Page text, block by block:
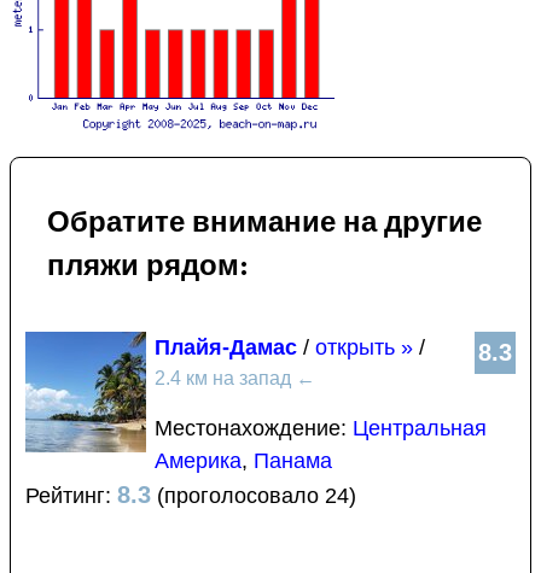
Обратите внимание на другие
пляжи рядом:
8.3
Плайя-Дамас / открыть » /
2.4 км на запад ←
Местонахождение: Центральная
Америка, Панама
Рейтинг: 8.3 (проголосовало 24)